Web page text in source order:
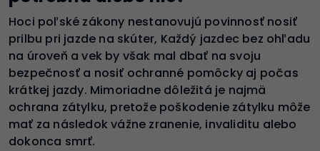
Hoci poľské zákony nestanovujú povinnosť nosiť
prilbu pri jazde na skúter, Každý jazdec bez ohľadu
na úroveň a vek by však mal dbať na svoju
bezpečnosť a nosiť ochranné pomôcky aj počas
krátkej jazdy. Mimoriadne dôležitá je najmä
ochrana zátylku, pretože poškodenie zátylku môže
mať za následok vážne zranenie, invaliditu alebo
dokonca smrť.